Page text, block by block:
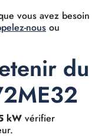
vous avez besoin
nous ou
du
kW vérifier